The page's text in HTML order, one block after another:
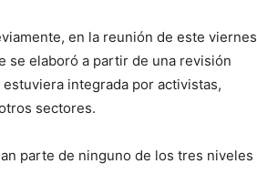
en la reunión de este viernes
se elaboró a partir de una revisión
integrada por activistas,
sectores.
parte de ninguno de los tres niveles